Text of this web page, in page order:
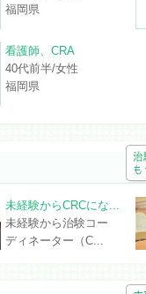
福岡県
看護師、CRA
40代前半/女性
福岡県
未経験からCRCにな...
未経験から治験コー
ディネーター（C...